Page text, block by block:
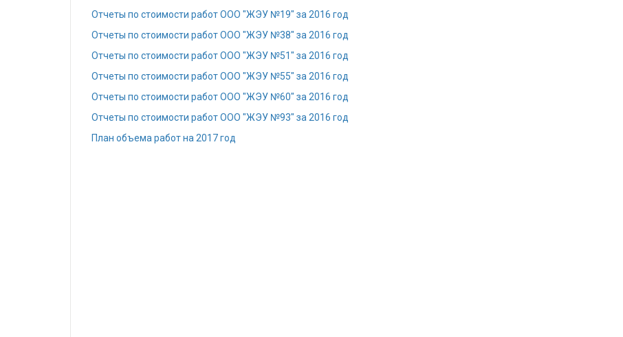
Отчеты по стоимости работ ООО "ЖЭУ №19" за 2016 год
Отчеты по стоимости работ ООО "ЖЭУ №38" за 2016 год
Отчеты по стоимости работ ООО "ЖЭУ №51" за 2016 год
Отчеты по стоимости работ ООО "ЖЭУ №55" за 2016 год
Отчеты по стоимости работ ООО "ЖЭУ №60" за 2016 год
Отчеты по стоимости работ ООО "ЖЭУ №93" за 2016 год
План объема работ на 2017 год